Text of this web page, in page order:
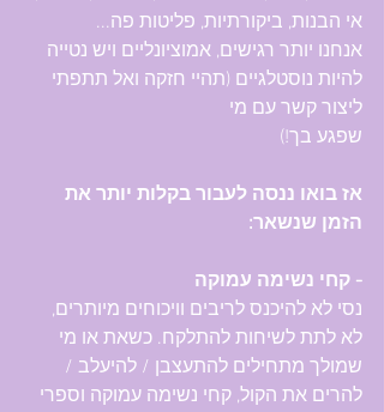
אי הבנות, ביקורתיות, פליטות פה...
אנחנו יותר רגישים, אמוציונליים ויש נטייה
להיות נוסטלגיים (תהיי חזקה ואל תתפתי
ליצור קשר עם מי
שפגע בך!)
אז בואו ננסה לעבור בקלות יותר את
הזמן שנשאר:
- קחי נשימה עמוקה
נסי לא להיכנס לריבים וויכוחים מיותרים,
לא לתת לשיחות להתלקח. כשאת או מי
שמולך מתחילים להתעצבן / להיעלב /
להרים את הקול, קחי נשימה עמוקה וספרי